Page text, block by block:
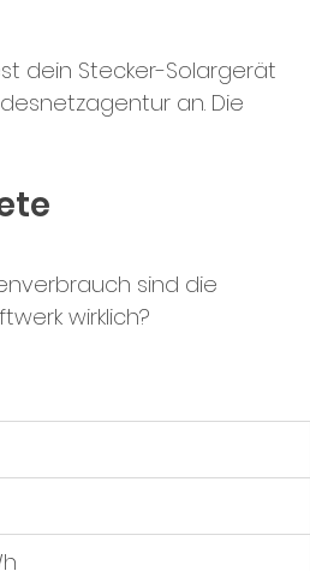
dein Stecker-Solargerät
an. Die
sind die
wirklich?